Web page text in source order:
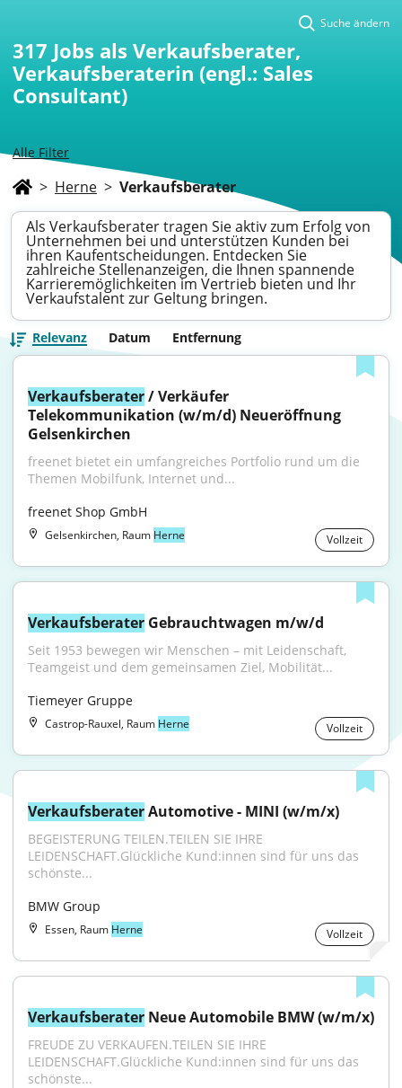
Alle Filter
Suche ändern
317 Jobs als Verkaufsberater,
Verkaufsberaterin (engl.: Sales
Consultant)
> Herne > Verkaufsberater
Als Verkaufsberater tragen Sie aktiv zum Erfolg von
Unternehmen bei und unterstützen Kunden bei
ihren Kaufentscheidungen. Entdecken Sie
zahlreiche Stellenanzeigen, die Ihnen spannende
Karrieremöglichkeiten im Vertrieb bieten und Ihr
Verkaufstalent zur Geltung bringen.
Relevanz Datum Entfernung
Verkaufsberater / Verkäufer
Telekommunikation (w/m/d) Neueröffnung
Gelsenkirchen
freenet bietet ein umfangreiches Portfolio rund um die
Themen Mobilfunk, Internet und...
freenet Shop GmbH
Gelsenkirchen, Raum Herne Vollzeit
Verkaufsberater Gebrauchtwagen m/w/d
Seit 1953 bewegen wir Menschen – mit Leidenschaft,
Teamgeist und dem gemeinsamen Ziel, Mobilität...
Tiemeyer Gruppe
Castrop-Rauxel, Raum Herne Vollzeit
Verkaufsberater Automotive - MINI (w/m/x)
BEGEISTERUNG TEILEN.TEILEN SIE IHRE
LEIDENSCHAFT.Glückliche Kund:innen sind für uns das
schönste...
BMW Group
Essen, Raum Herne Vollzeit
Verkaufsberater Neue Automobile BMW (w/m/x)
FREUDE ZU VERKAUFEN.TEILEN SIE IHRE
LEIDENSCHAFT.Glückliche Kund:innen sind für uns das
schönste...